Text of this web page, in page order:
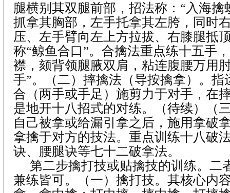
腿横别其双腿前部，招法称：“入海擒
抓拿其胸部，左手托拿其左胯，同时
压、左手臂向左上方拉拔、右膝腿抵
称“鲸鱼合口”。合擒法重点练十五手
襟，颏背领腿腋双肩，粘连腹腰万用
手”。（二）摔擒法（导按擒拿）。指
合（两手或手足）施剪力于对手，在
是地开十八招式的对练。（待续）（
自己被拿或给漏引拿之后，施用拿破
拿擒于对方的技法。重点训练十八破
诀、腰腿诀等七十二破拿法。
第二步擒打技或贴擒技的训练。二
兼练皆可。（一）擒打技。其核心内